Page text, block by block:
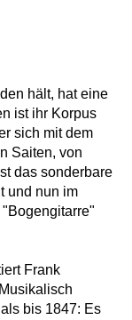
hält, hat eine
ist ihr Korpus
sich mit dem
Saiten, von
das sonderbare
und nun im
Frank
bis 1847: Es